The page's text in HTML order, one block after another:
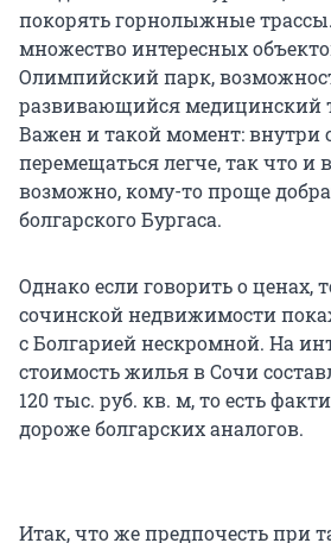
покорять горнолыжные
множество интересных
Олимпийский парк,
развивающийся медицинский
Важен и такой момент: внутри
перемещаться легче, так что и
возможно, кому-то проще
болгарского Бургаса.
Однако если говорить о ценах,
сочинской недвижимости
с Болгарией нескромной. На
стоимость жилья в Сочи
120 тыс. руб. кв. м, то есть
дороже болгарских аналогов.
Итак, что же предпочесть при